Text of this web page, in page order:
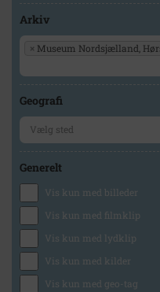
Arkiv
× Museum Nordsjælland,
Geografi
Generelt
Vis kun med billeder
Vis kun med filmklip
Vis kun med lydklip
Vis kun med kilder
Vis kun med geo-tag